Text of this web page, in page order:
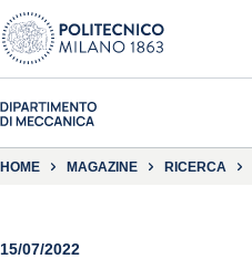
HOME MAGAZINE RICERCA
15/07/2022